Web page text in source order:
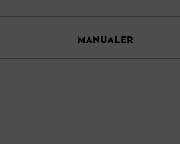
MANUALER